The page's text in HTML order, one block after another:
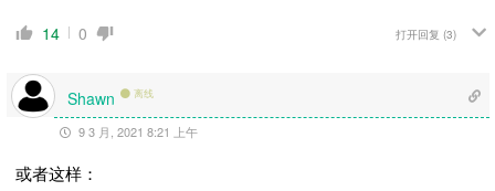
14 0 打开回复 (3)
Shawn 离线
9 3 月, 2021 8:21 上午
或者这样：